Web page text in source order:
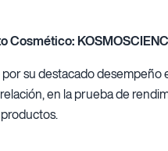
Cosmético:
su destacado desempeño
en la prueba de